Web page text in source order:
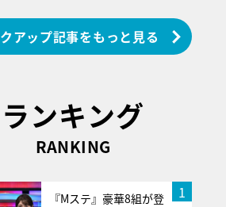
アップ記事をもっと見る
ランキング
RANKING
1
『Mステ』豪華8組が登